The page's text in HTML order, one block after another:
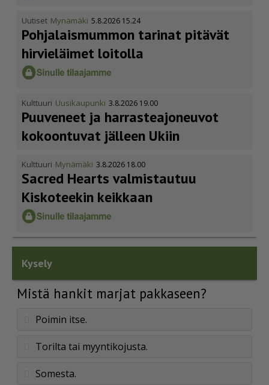
Uutiset Mynämäki 5.8.2026 15.24
Pohja­lais­mummon tarinat pitävät
hirvieläimet loitolla
Kulttuuri Uusikaupunki 3.8.2026 19.00
Puuveneet ja harras­te­a­jo­neuvot
kokoontuvat jälleen Ukiin
Kulttuuri Mynämäki 3.8.2026 18.00
Sacred Hearts valmistautuu
Kiskoteekin keikkaan
Kysely
Mistä hankit marjat pakkaseen?
Poimin itse.
Torilta tai myyntikojusta.
Somesta.